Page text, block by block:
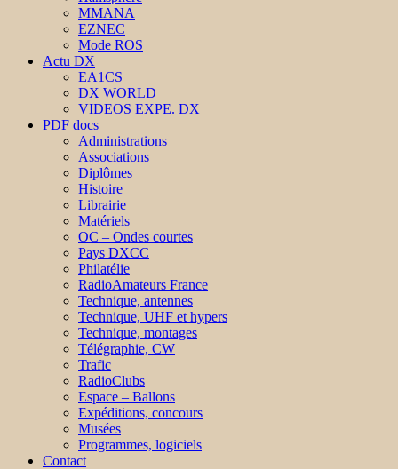
MMANA
EZNEC
Mode ROS
Actu DX
EA1CS
DX WORLD
VIDEOS EXPE. DX
PDF docs
Administrations
Associations
Diplômes
Histoire
Librairie
Matériels
OC – Ondes courtes
Pays DXCC
Philatélie
RadioAmateurs France
Technique, antennes
Technique, UHF et hypers
Technique, montages
Télégraphie, CW
Trafic
RadioClubs
Espace – Ballons
Expéditions, concours
Musées
Programmes, logiciels
Contact